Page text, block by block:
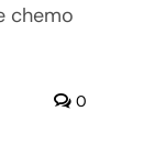
chemo
0